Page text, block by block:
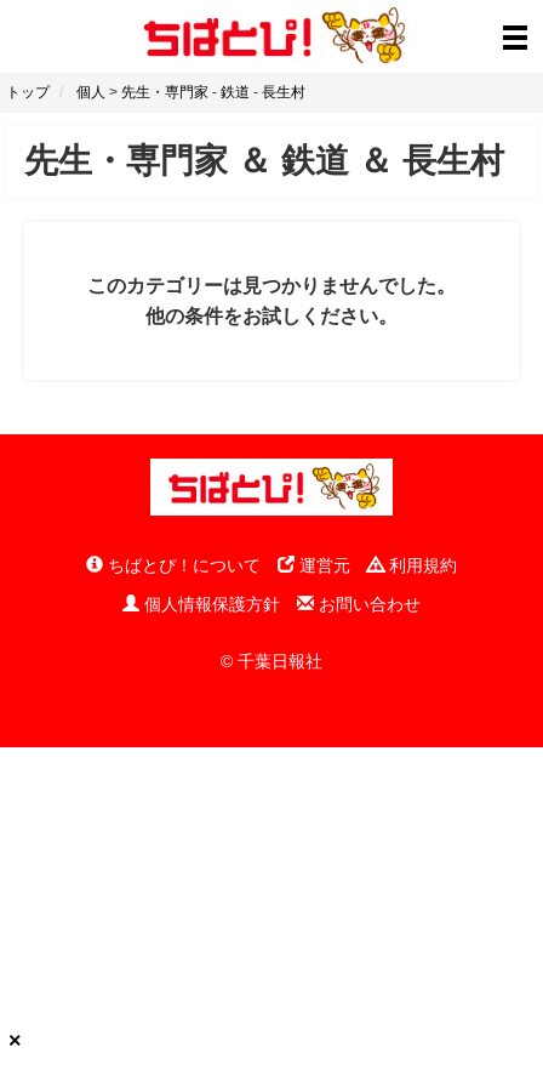
トップ 個人 > 先生・専門家 - 鉄道 - 長生村
先生・専門家 ＆ 鉄道 ＆ 長生村
このカテゴリーは見つかりませんでした。
他の条件をお試しください。
ちばとぴ！について 運営元
利用規約
個人情報保護方針
お問い合わせ
© 千葉日報社
×